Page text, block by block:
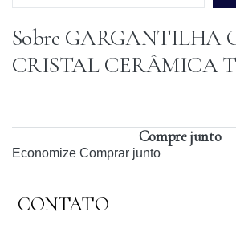
Prazo para o CEP
Sobre GARGANTILHA
CRISTAL CERÂMICA
Compre junto
Economize Comprar junto
CONTATO